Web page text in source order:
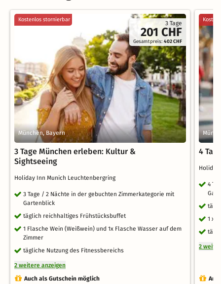
3 Tage
201 CHF
Gesamtpreis:402 CHF
Kostenlos stornierbar
München, Bayern
3 Tage München erleben: Kultur &
Sightseeing
Holiday Inn Munich Leuchtenbergring
3 Tage / 2 Nächte in der gebuchten Zimmerkategorie mit
Gartenblick
täglich reichhaltiges Frühstücksbuffet
1 Flasche Wein (Weißwein) und 1x Flasche Wasser auf dem
Zimmer
tägliche Nutzung des Fitnessbereichs
2 weitere anzeigen
Auch als Gutschein möglich
4
4
1 x
2